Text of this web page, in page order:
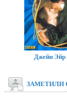
Джейн Эйр
ЗАМЕТИЛИ